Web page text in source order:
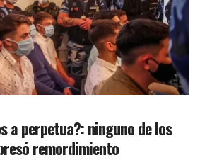
a perpetua?: ninguno de los
remordimiento